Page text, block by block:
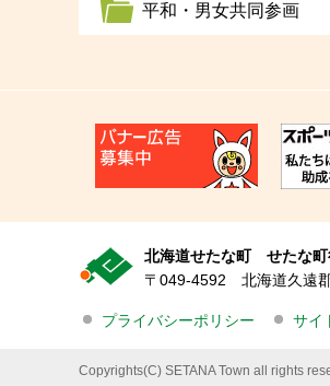
平和・男女共同参画
北海道せたな町 せたな町
〒049-4592 北海道久遠
プライバシーポリシー サイ
Copyrights(C) SETANA Town all rights